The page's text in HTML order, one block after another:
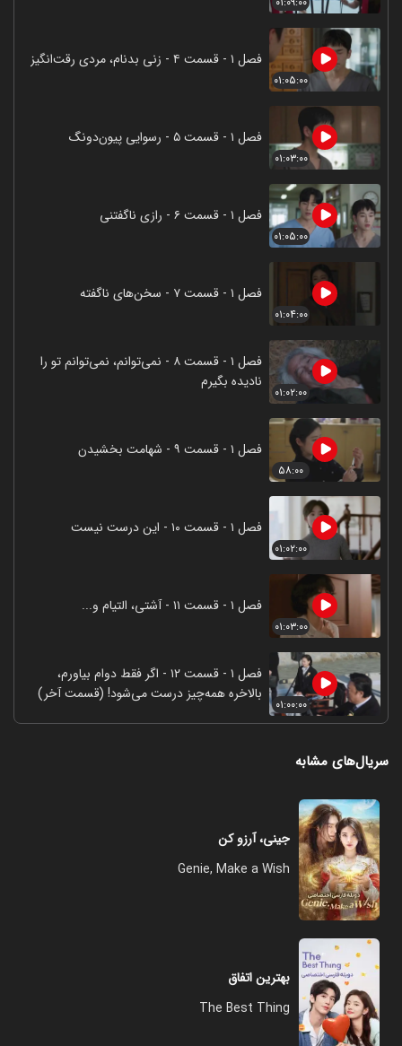
۰۱:۰۵:۰۰
فصل ۱ - قسمت ۴ - زنی بدنام، مردی رقت‌انگیز
۰۱:۰۳:۰۰
فصل ۱ - قسمت ۵ - رسوایی پیون‌دونگ
۰۱:۰۵:۰۰
فصل ۱ - قسمت ۶ - رازی ناگفتنی
۰۱:۰۴:۰۰
فصل ۱ - قسمت ۷ - سخن‌های ناگفته
۰۱:۰۲:۰۰
فصل ۱ - قسمت ۸ - نمی‌توانم، نمی‌توانم تو را
نادیده بگیرم
۵۸:۰۰
فصل ۱ - قسمت ۹ - شهامت بخشیدن
۰۱:۰۲:۰۰
فصل ۱ - قسمت ۱۰ - این درست نیست
۰۱:۰۳:۰۰
فصل ۱ - قسمت ۱۱ - آشتی، التیام و...
۰۱:۰۰:۰۰
فصل ۱ - قسمت ۱۲ - اگر فقط دوام بیاورم،
بالاخره همه‌چیز درست می‌شود! (قسمت آخر)
سریال‌های مشابه
جینی، آرزو کن
Genie, Make a Wish
بهترین اتفاق
The Best Thing